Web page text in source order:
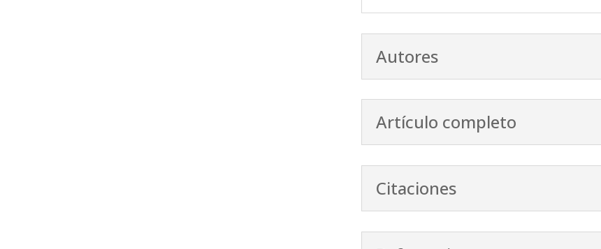
Autores
Artículo completo
Citaciones